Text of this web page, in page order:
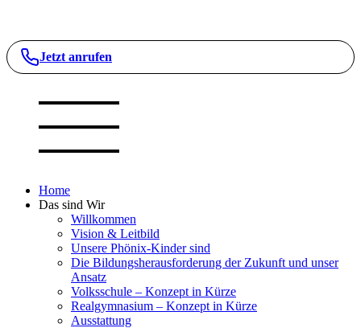
Jetzt anrufen
Home
Das sind Wir
Willkommen
Vision & Leitbild
Unsere Phönix-Kinder sind
Die Bildungsherausforderung der Zukunft und unser
Ansatz
Volksschule – Konzept in Kürze
Realgymnasium – Konzept in Kürze
Ausstattung